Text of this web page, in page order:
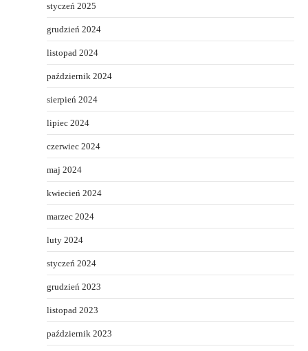
styczeń 2025
grudzień 2024
listopad 2024
październik 2024
sierpień 2024
lipiec 2024
czerwiec 2024
maj 2024
kwiecień 2024
marzec 2024
luty 2024
styczeń 2024
grudzień 2023
listopad 2023
październik 2023